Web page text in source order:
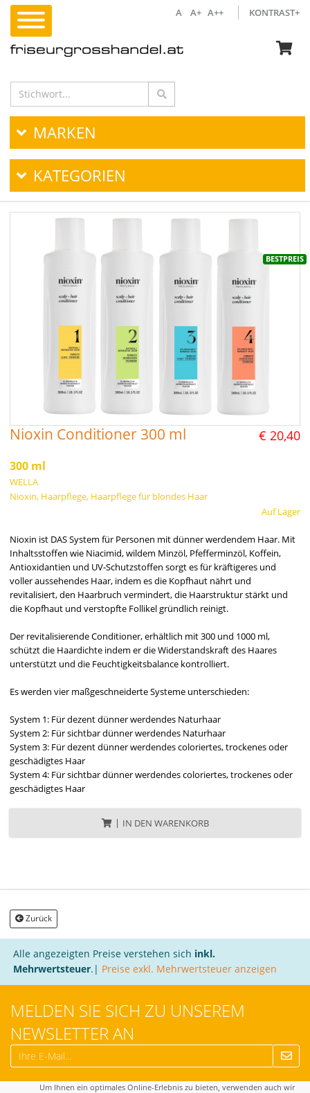
A A+ A++ KONTRAST+
MARKEN
KATEGORIEN
BESTPREIS
Nioxin Conditioner 300 ml € 20,40
300 ml
WELLA
Nioxin, Haarpflege, Haarpflege für blondes Haar
Auf Lager
Nioxin ist DAS System für Personen mit dünner werdendem Haar. Mit
Inhaltsstoffen wie Niacimid, wildem Minzöl, Pfefferminzöl, Koffein,
Antioxidantien und UV-Schutzstoffen sorgt es für kräftigeres und
voller aussehendes Haar, indem es die Kopfhaut nährt und
revitalisiert, den Haarbruch vermindert, die Haarstruktur stärkt und
die Kopfhaut und verstopfte Follikel gründlich reinigt.
Der revitalisierende Conditioner, erhältlich mit 300 und 1000 ml,
schützt die Haardichte indem er die Widerstandskraft des Haares
unterstützt und die Feuchtigkeitsbalance kontrolliert.
Es werden vier maßgeschneiderte Systeme unterschieden:
System 1: Für dezent dünner werdendes Naturhaar
System 2: Für sichtbar dünner werdendes Naturhaar
System 3: Für dezent dünner werdendes coloriertes, trockenes oder
geschädigtes Haar
System 4: Für sichtbar dünner werdendes coloriertes, trockenes oder
geschädigtes Haar
IN DEN WARENKORB
Zurück
Alle angezeigten Preise verstehen sich inkl.
Mehrwertsteuer.| Preise exkl. Mehrwertsteuer anzeigen
MELDEN SIE SICH ZU UNSEREM
NEWSLETTER AN
Um Ihnen ein optimales Online-Erlebnis zu bieten, verwenden auch wir